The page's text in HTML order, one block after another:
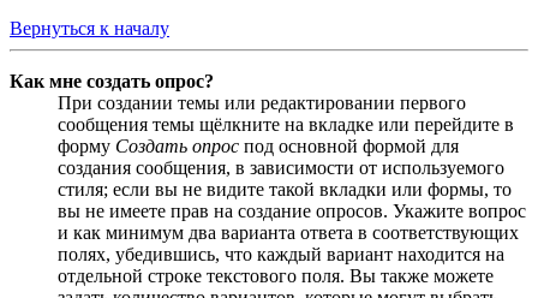
Вернуться к началу
Как мне создать опрос?
При создании темы или редактировании первого
сообщения темы щёлкните на вкладке или перейдите в
форму Создать опрос под основной формой для
создания сообщения, в зависимости от используемого
стиля; если вы не видите такой вкладки или формы, то
вы не имеете прав на создание опросов. Укажите вопрос
и как минимум два варианта ответа в соответствующих
полях, убедившись, что каждый вариант находится на
отдельной строке текстового поля. Вы также можете